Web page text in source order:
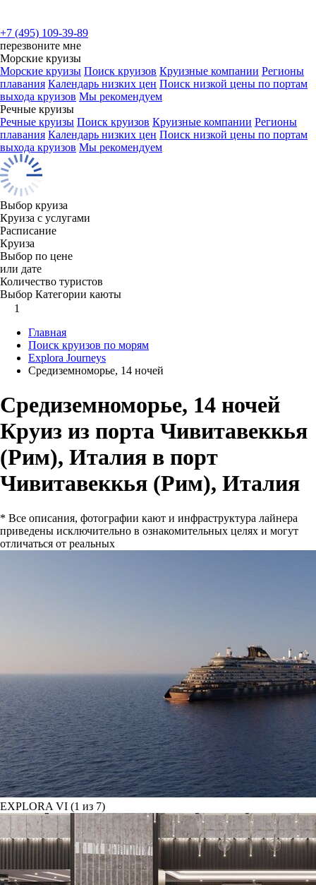
+7 (495) 109-39-89
перезвоните мне
Морские круизы
Морские круизы Поиск круизов Круизные компании Регионы
плавания Календарь низких цен Поиск низкой цены по портам
выхода круизов Мы рекомендуем
Речные круизы
Речные круизы Поиск круизов Круизные компании Регионы
плавания Календарь низких цен Поиск низкой цены по портам
выхода круизов Мы рекомендуем
Выбор круиза
Круиза с услугами
Расписание
Круиза
Выбор по цене
или дате
Количество туристов
Выбор Категории каюты
1
Главная
Поиск круизов по морям
Explora Journeys
Средиземноморье, 14 ночей
Средиземноморье, 14 ночей
Круиз из порта Чивитавеккья
(Рим), Италия в порт
Чивитавеккья (Рим), Италия
* Все описания, фотографии кают и инфраструктура лайнера
приведены исключительно в ознакомительных целях и могут
отличаться от реальных
EXPLORA VI (1 из 7)